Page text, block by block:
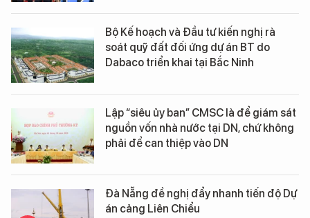
Bộ Kế hoạch và Đầu tư kiến nghị rà
soát quỹ đất đối ứng dự án BT do
Dabaco triển khai tại Bắc Ninh
Lập “siêu ủy ban” CMSC là để giám sát
nguồn vốn nhà nước tại DN, chứ không
phải để can thiệp vào DN
Đà Nẵng đề nghị đẩy nhanh tiến độ Dự
án cảng Liên Chiểu